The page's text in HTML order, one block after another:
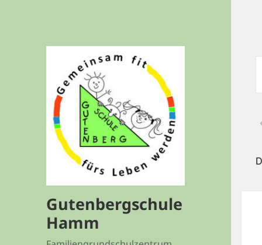
Gutenbergschule
Hamm